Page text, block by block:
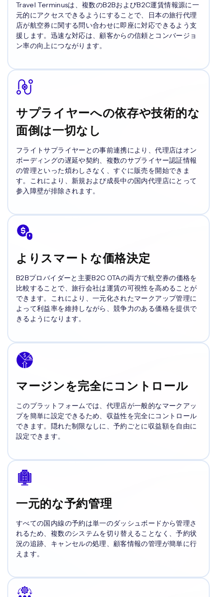
Travel Terminusは、複数のB2BおよびB2C運賃情報源に一
元的にアクセスできるようにすることで、日本の旅行代理
店が航空券に関する問い合わせに即座に対応できるよう支
援します。迅速な対応は、顧客からの信頼とコンバージョ
ン率の向上につながります。
サプライヤーへの依存や技術的な
面倒は一切なし
フライトサプライヤーとの事前連携により、代理店はオン
ボーディングの遅延や契約、複数のサプライヤー認証情報
の管理といった煩わしさなく、すぐに販売を開始できま
す。これにより、新規および成長中の国内代理店にとって
参入障壁が排除されます。
よりスマートな価格決定
B2Bプロバイダーと主要B2C OTAの両方で航空券の価格を
比較することで、旅行会社は運賃の可視性を高めることが
できます。これにより、一元化されたマークアップ管理に
よって利益率を維持しながら、競争力のある価格を提供で
きるようになります。
マージンを完全にコントロール
このプラットフォームでは、代理店が一般的なマークアッ
プを簡単に設定できるため、収益性を完全にコントロール
できます。隠れた制限なしに、予約ごとに収益額を自由に
設定できます。
一元的な予約管理
すべての国内線の予約は単一のダッシュボードから管理さ
れるため、複数のシステムを切り替えることなく、予約状
況の追跡、キャンセルの処理、顧客情報の管理が簡単に行
えます。